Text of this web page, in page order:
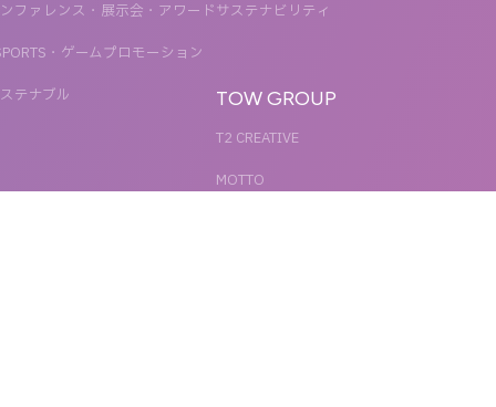
ファレンス・展示会・アワード
・ゲームプロモーション
テナブル
サステナビリティ
TOW GROUP
T2 CREATIVE
MOTTO